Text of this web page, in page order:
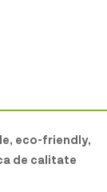
eco-friendly,
de calitate